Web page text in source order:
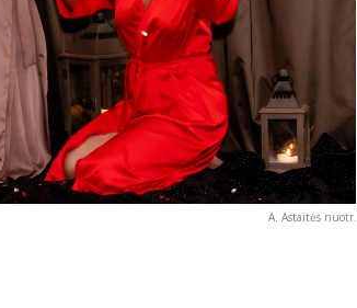
A. Astaitės nuotr.